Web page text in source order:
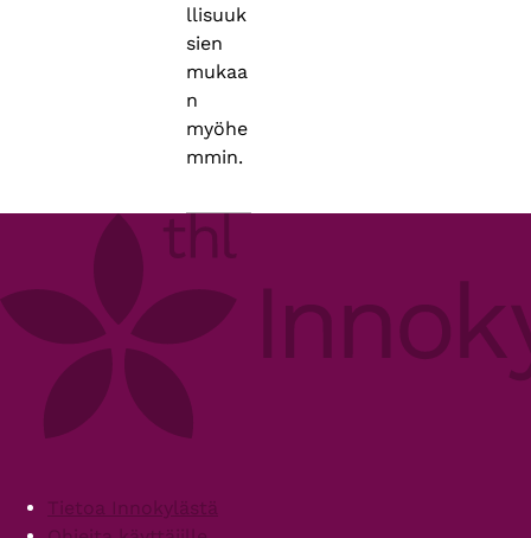
llisuuk
sien
mukaa
n
myöhe
mmin.
FooterTietoa Innokylästä